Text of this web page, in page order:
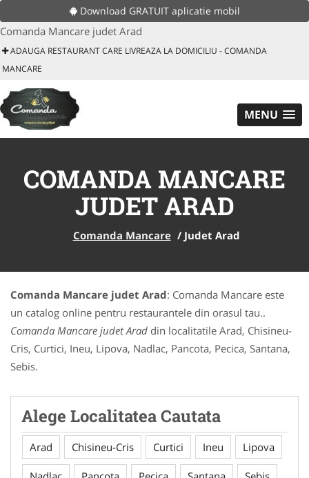
Download GRATUIT aplicatie mobil
Comanda Mancare judet Arad
ADAUGA RESTAURANT CARE LIVREAZA LA DOMICILIU - COMANDA
MANCARE
MENU
COMANDA MANCARE
JUDET ARAD
Comanda Mancare / Judet Arad
Comanda Mancare judet Arad: Comanda Mancare este
un catalog online pentru restaurantele din orasul tau..
Comanda Mancare judet Arad din localitatile Arad, Chisineu-
Cris, Curtici, Ineu, Lipova, Nadlac, Pancota, Pecica, Santana,
Sebis.
Alege Localitatea Cautata
Arad Chisineu-Cris Curtici Ineu Lipova